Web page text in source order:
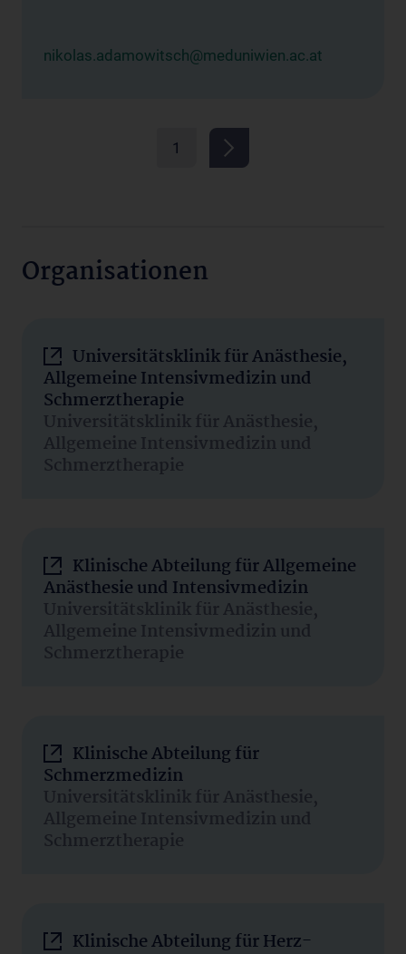
nikolas.adamowitsch@meduniwien.ac.at
1
Organisationen
Universitätsklinik für Anästhesie,
Allgemeine Intensivmedizin und
Schmerztherapie
Universitätsklinik für Anästhesie,
Allgemeine Intensivmedizin und
Schmerztherapie
Klinische Abteilung für Allgemeine
Anästhesie und Intensivmedizin
Universitätsklinik für Anästhesie,
Allgemeine Intensivmedizin und
Schmerztherapie
Klinische Abteilung für
Schmerzmedizin
Universitätsklinik für Anästhesie,
Allgemeine Intensivmedizin und
Schmerztherapie
Klinische Abteilung für Herz-